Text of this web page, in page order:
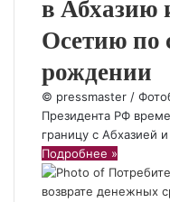
в
Осетию по
рождении
© pressmaster /
Президента РФ
границу с
Подробнее »